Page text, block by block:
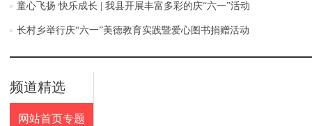
童心飞扬 快乐成长 | 我县开展丰富多彩的庆“六一”活动
长村乡举行庆“六一”美德教育实践暨爱心图书捐赠活动
频道精选
网站首页专题